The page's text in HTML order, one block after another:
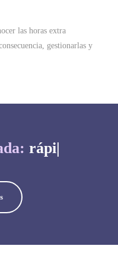
las horas extra
gestionarlas y
rápido